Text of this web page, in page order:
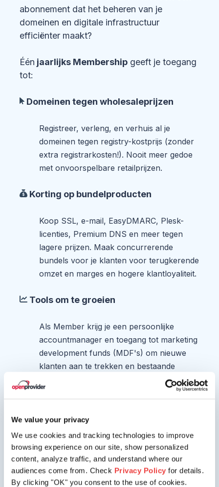
We value your privacy
We use cookies and tracking technologies to improve
browsing experience on our site, show personalized
content, analyze traffic, and understand where our
audiences come from. Check Privacy Policy for details.
By clicking "OK" you consent to the use of cookies.
abonnement dat het beheren van je
domeinen en digitale infrastructuur
efficiënter maakt?
Één jaarlijks Membership geeft je toegang
tot:
Domeinen tegen wholesaleprijzen
Registreer, verleng, en verhuis al je
domeinen tegen registry-kostprijs (zonder
extra registrarkosten!). Nooit meer gedoe
met onvoorspelbare retailprijzen.
Korting op bundelproducten
Koop SSL, e-mail, EasyDMARC, Plesk-
licenties, Premium DNS en meer tegen
lagere prijzen. Maak concurrerende
bundels voor je klanten voor terugkerende
omzet en marges en hogere klantloyaliteit.
Tools om te groeien
Als Member krijg je een persoonlijke
accountmanager en toegang tot marketing
development funds (MDF's) om nieuwe
klanten aan te trekken en bestaande
Meld je aan